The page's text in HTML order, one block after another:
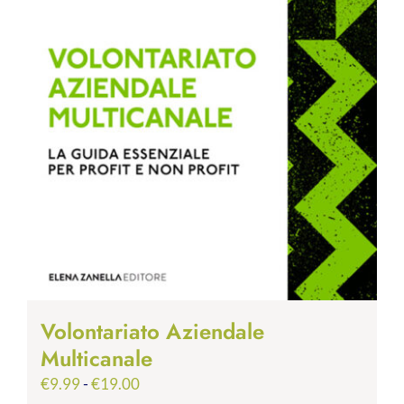
Volontariato Aziendale
Multicanale
€9.99-€19.00Fascia